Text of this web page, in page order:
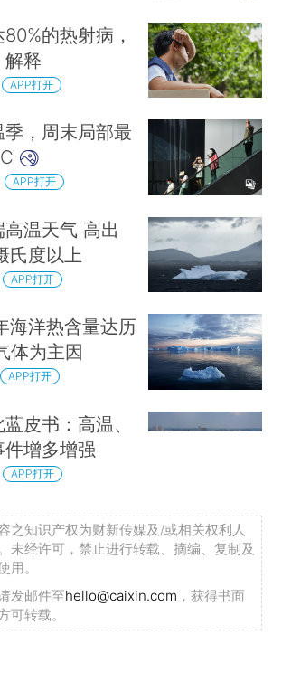
的热射病，
解释
APP打开
，周末局部最
APP打开
温天气 高出
氏度以上
APP打开
海洋热含量达历
体为主因
APP打开
皮书：高温、
增多增强
APP打开
之知识产权为财新传媒及/或相关权利人
未经许可，禁止进行转载、摘编、复制及
用。
发邮件至hello@caixin.com ，获得书面
可转载。